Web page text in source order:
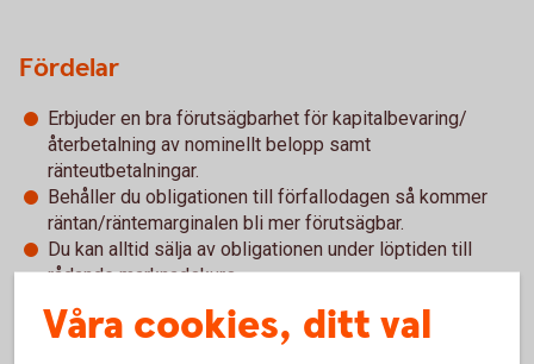
Fördelar
Erbjuder en bra förutsägbarhet för kapitalbevaring/
återbetalning av nominellt belopp samt
ränteutbetalningar.
Behåller du obligationen till förfallodagen så kommer
räntan/räntemarginalen bli mer förutsägbar.
Du kan alltid sälja av obligationen under löptiden till
rådande marknadskurs.
Nackdelar
Våra cookies, ditt val